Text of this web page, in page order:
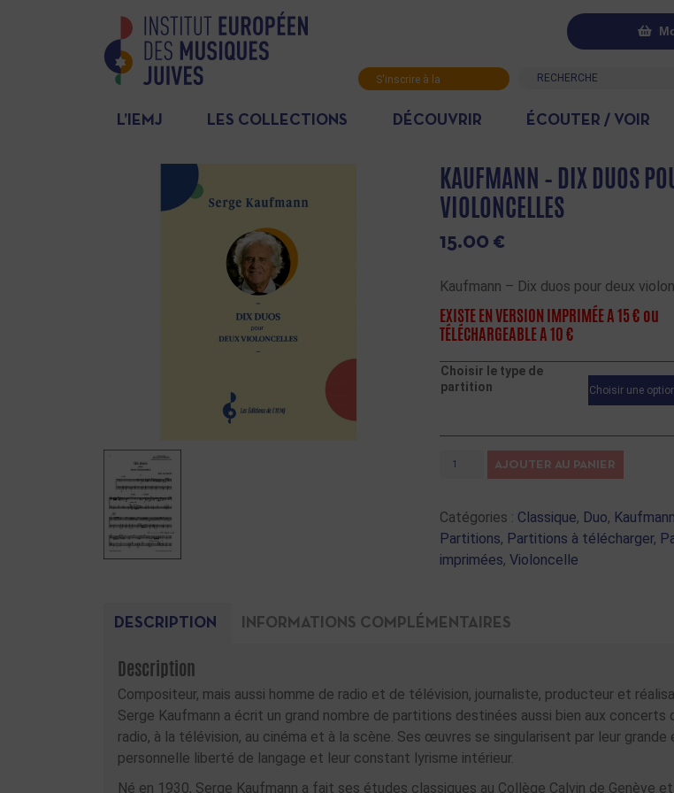
S'inscrire à la
Recherche
L’IEMJ LES COLLECTIONS DÉCOUVRIR ÉCOUTER / VOIR
KAUFMANN – DIX DUOS
VIOLONCELLES
15.00 €
Kaufmann – Dix duos pour deux
EXISTE EN VERSION IMPRIMÉE A 15 € ou
TÉLÉCHARGEABLE A 10 €
Choisir le type de
partition
AJOUTER AU PANIER
Catégories : Classique, Duo,
Partitions, Partitions à télécharger,
imprimées, Violoncelle
DESCRIPTION INFORMATIONS COMPLÉMENTAIRES
Description
Compositeur, mais aussi homme de radio et de télévision, journaliste, producteur et
Serge Kaufmann a écrit un grand nombre de partitions destinées aussi bien aux concerts
radio, à la télévision, au cinéma et à la scène. Ses œuvres se singularisent par leur grande
personnelle liberté de langage et leur constant lyrisme intérieur.
Né en 1930, Serge Kaufmann a fait ses études classiques au Collège Calvin de Genève